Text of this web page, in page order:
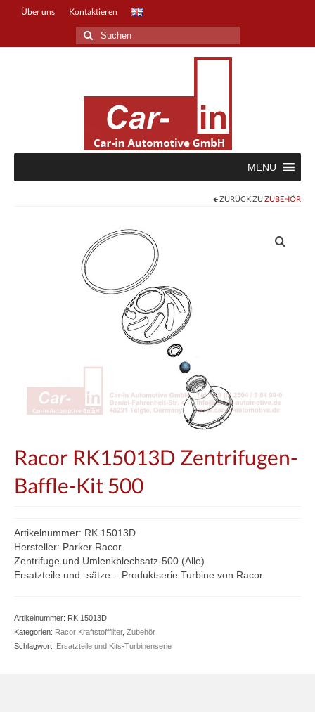
Über uns Kontaktieren
Suche
nach:
MENU
ZURÜCK ZUZUBEHÖR
Racor RK15013D Zentrifugen-
Baffle-Kit 500
Artikelnummer: RK 15013D
Hersteller: Parker Racor
Zentrifuge und Umlenkblechsatz-500 (Alle)
Ersatzteile und -sätze – Produktserie Turbine von Racor
Artikelnummer: RK 15013D
Kategorien: Racor Kraftstofffilter, Zubehör
Schlagwort: Ersatzteile und Kits-Turbinenserie